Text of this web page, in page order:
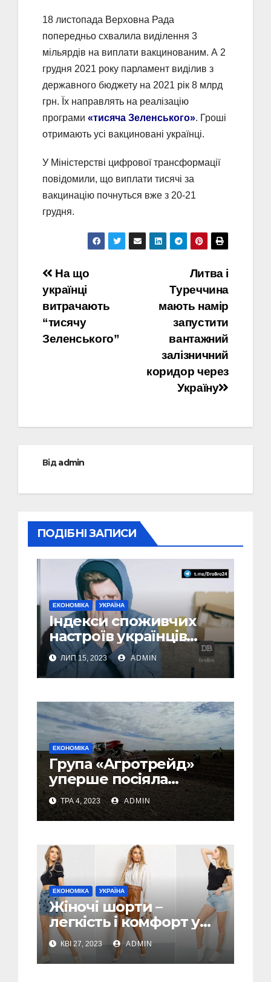
18 листопада Верховна Рада
попередньо схвалила виділення 3
мільярдів на виплати вакцинованим. А 2
грудня 2021 року парламент виділив з
державного бюджету на 2021 рік 8 млрд
грн. Їх направлять на реалізацію
програми «тисяча Зеленського». Гроші
отримають усі вакциновані українці.
У Міністерстві цифрової трансформації
повідомили, що виплати тисячі за
вакцинацію почнуться вже з 20-21
грудня.
Навігація
записів
Литва і
Туреччина
мають намір
запустити
вантажний
залізничний
коридор через
Україну
На що
українці
витрачають
“тисячу
Зеленського”
Відadmin
ПОДІБНІ ЗАПИСИ
ЕКОНОМІКА УКРАЇНА
Індекси споживчих
настроїв українців
погіршилися за всіма
індикаторами –
дослідження
ЛИП 15, 2023 ADMIN
ЕКОНОМІКА
Група «Агротрейд»
уперше посіяла
технічні коноплі
ТРА 4, 2023 ADMIN
ЕКОНОМІКА УКРАЇНА
Жіночі шорти –
легкість і комфорт у
спекотні дні
КВІ 27, 2023 ADMIN